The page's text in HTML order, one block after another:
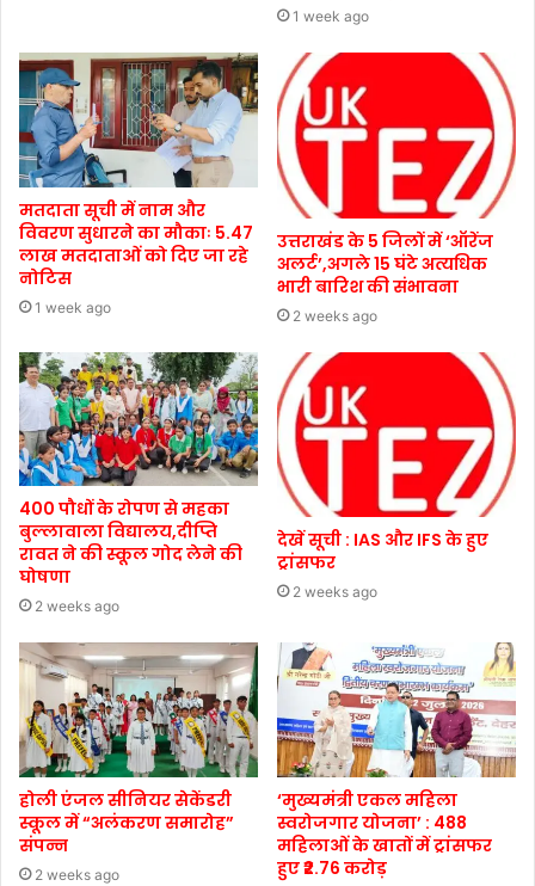
1 week ago
मतदाता सूची में नाम और
विवरण सुधारने का मौकाः 5.47
लाख मतदाताओं को दिए जा रहे
नोटिस
1 week ago
उत्तराखंड के 5 जिलों में ‘ऑरेंज
अलर्ट’,अगले 15 घंटे अत्यधिक
भारी बारिश की संभावना
2 weeks ago
400 पौधों के रोपण से महका
बुल्लावाला विद्यालय,दीप्ति
रावत ने की स्कूल गोद लेने की
घोषणा
2 weeks ago
देखें सूची : IAS और IFS के हुए
ट्रांसफर
2 weeks ago
होली एंजल सीनियर सेकेंडरी
स्कूल में “अलंकरण समारोह”
संपन्न
2 weeks ago
‘मुख्यमंत्री एकल महिला
स्वरोजगार योजना’ : 488
महिलाओं के खातों में ट्रांसफर
हुए ₹2.76 करोड़